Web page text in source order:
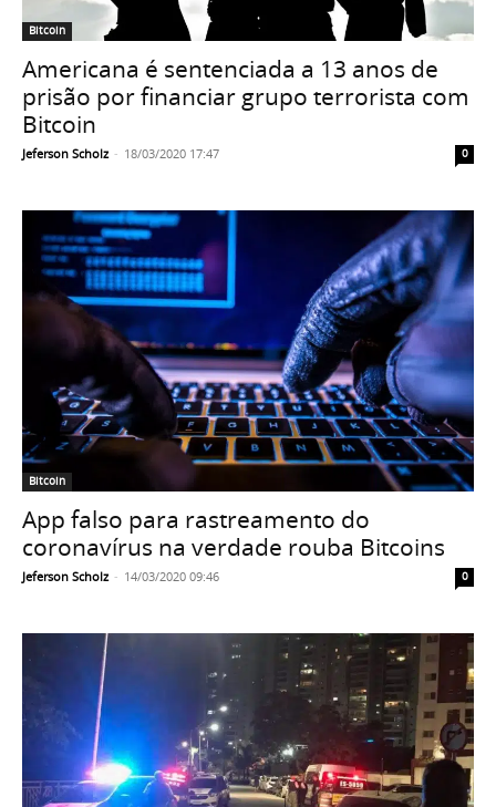
Bitcoin
Americana é sentenciada a 13 anos de
prisão por financiar grupo terrorista com
Bitcoin
Jeferson Scholz - 18/03/2020 17:47 0
Bitcoin
App falso para rastreamento do
coronavírus na verdade rouba Bitcoins
Jeferson Scholz - 14/03/2020 09:46 0